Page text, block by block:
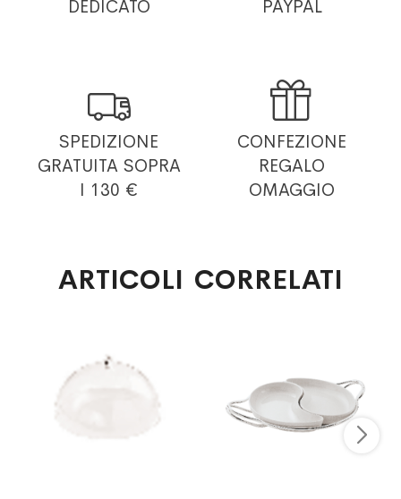
DEDICATO
PAYPAL

SPEDIZIONE
GRATUITA SOPRA
I 130 €

CONFEZIONE
REGALO
OMAGGIO
ARTICOLI CORRELATI